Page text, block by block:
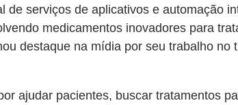
serviços de aplicativos e automação
medicamentos inovadores para
destaque na mídia por seu trabalho no
ajudar pacientes, buscar tratamentos